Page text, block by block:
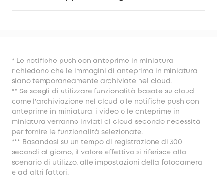
* Le notifiche push con anteprime in miniatura
richiedono che le immagini di anteprima in miniatura
siano temporaneamente archiviate nel cloud.
** Se scegli di utilizzare funzionalità basate su cloud
come l'archiviazione nel cloud o le notifiche push con
anteprime in miniatura, i video o le anteprime in
miniatura verranno inviati al cloud secondo necessità
per fornire le funzionalità selezionate.
*** Basandosi su un tempo di registrazione di 300
secondi al giorno, il valore effettivo si riferisce allo
scenario di utilizzo, alle impostazioni della fotocamera
e ad altri fattori.